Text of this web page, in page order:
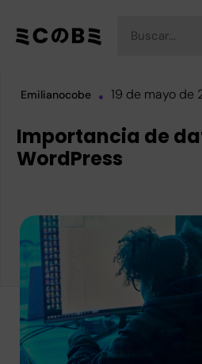
Emilianocobe 19 de mayo de
Importancia de
WordPress